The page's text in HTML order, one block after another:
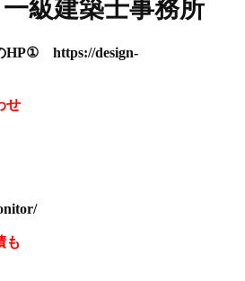
級建築士事務所
HP① https://design-
せ
も